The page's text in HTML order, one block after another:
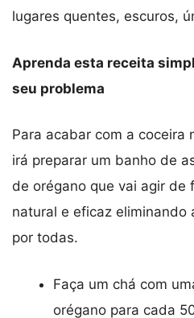
lugares quentes, escuros,
Aprenda esta receita
seu problema
Para acabar com a coceira
irá preparar um banho de
de orégano que vai agir de
natural e eficaz eliminando
por todas.
Faça um chá com
orégano para cada